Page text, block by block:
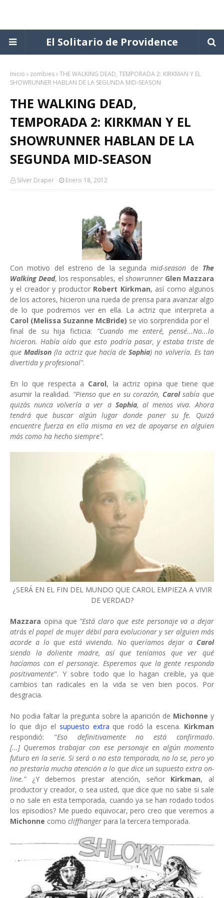
El Solitario de Providence
Inicio zombies THE WALKING DEAD, TEMPORADA 2: KIRKMAN Y EL
SHOWRUNNER HABLAN DE LA SEGUNDA MID-SEASON
THE WALKING DEAD,
TEMPORADA 2: KIRKMAN Y EL
SHOWRUNNER HABLAN DE LA
SEGUNDA MID-SEASON
Silver Draper Enero 18, 2012
Con motivo del estreno de la segundamid-season de The
Walking Dead, los responsables, el showrunnerGlen Mazzara
y el creador y productorRobert Kirkman, así como algunos
de los actores, hicieron una rueda de prensa para avanzar algo
de lo que podremos ver en ella. La actriz que interpreta a
Carol (Melissa Suzanne McBride) se vio sorprendida por el
final de su hija ficticia: "Cuando me enteré, pensé...No...lo
hicieron. Había oído que esto podría pasar, y estaba triste de
queMadison (la actriz que hacía deSophia) no volvería. Es tan
divertida y profesional".
En lo que respecta a Carol, la actriz opina que tiene que
asumir la realidad. "Pienso que en su corazón, Carolsabía que
quizás nunca volvería a ver a Sophia, al menos viva. Ahora
tendrá que buscar algún lugar donde poner su fe. Quizá
encuentre fuerza en ella misma en vez de apoyarse en alguien
más como ha hecho siempre".
¿SERÁ EN EL FIN DEL MUNDO QUE CAROL EMPIEZA A VIVIR
DE VERDAD?
Mazzara opina que "Está claro que este personaje va a dejar
atrás el papel de mujer débil para evolucionar y ser alguien más
acorde a lo que está viviendo. No queríamos dejar a Carol
siendo la doliente madre, así que teníamos que ver qué
hacíamos con el personaje. Esperemos que la gente responda
positivamente". Y sobre todo que lo hagan creible, ya que
cambios tan radicales en la vida se ven bien pocos. Por
desgracia.
No podia faltar la pregunta sobre la aparición de Michonne y
lo que dijo el supuesto extra que rodó la escena. Kirkman
respondió: "Eso definitivamente no está confirmado.
[...] Queremos trabajar con ese personaje en algún momento
futuro en la serie. Si será o no esta temporada, no lo se, pero yo
no prestaría mucha atención a lo que dice un supuesto extra on-
line." ¿Y debemos prestar atención, señor Kirkman, al
productor y creador, o sea usted, que dice que no sabe si sale
o no sale en esta temporada, cuando ya se han rodado todos
los episodios? Me puedo equivocar, pero creo que veremos a
Michonne como cliffhanger para la tercera temporada.